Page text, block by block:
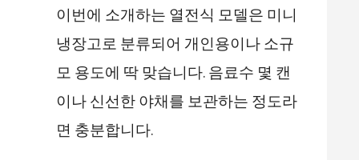
이번에 소개하는 열전식 모델은 미니
냉장고로 분류되어 개인용이나 소규
모 용도에 딱 맞습니다. 음료수 몇 캔
이나 신선한 야채를 보관하는 정도라
면 충분합니다.